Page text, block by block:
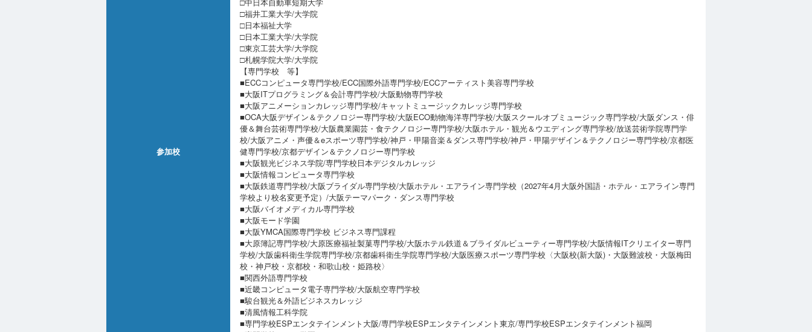
参加校
□福井工業大学/大学院
□日本福祉大学
□日本工業大学/大学院
□東京工芸大学/大学院
□札幌学院大学/大学院
【専門学校 等】
■ECCコンピュータ専門学校/ECC国際外語専門学校/ECCアーティスト美容専門学校
■大阪ITプログラミング＆会計専門学校/大阪動物専門学校
■大阪アニメーションカレッジ専門学校/キャットミュージックカレッジ専門学校
■OCA大阪デザイン＆テクノロジー専門学校/大阪ECO動物海洋専門学校/大阪スクールオブミュージック専門学校/大阪ダンス・俳
優＆舞台芸術専門学校/大阪農業園芸・食テクノロジー専門学校/大阪ホテル・観光＆ウエディング専門学校/放送芸術学院専門学
校/大阪アニメ・声優＆eスポーツ専門学校/神戸・甲陽音楽＆ダンス専門学校/神戸・甲陽デザイン＆テクノロジー専門学校/京都医
健専門学校/京都デザイン＆テクノロジー専門学校
■大阪観光ビジネス学院/専門学校日本デジタルカレッジ
■大阪情報コンピュータ専門学校
■大阪鉄道専門学校/大阪ブライダル専門学校/大阪ホテル・エアライン専門学校（2027年4月大阪外国語・ホテル・エアライン専門
学校より校名変更予定）/大阪テーマパーク・ダンス専門学校
■大阪バイオメディカル専門学校
■大阪モード学園
■大阪YMCA国際専門学校 ビジネス専門課程
■大原簿記専門学校/大原医療福祉製菓専門学校/大阪ホテル鉄道＆ブライダルビューティー専門学校/大阪情報ITクリエイター専門
学校/大阪歯科衛生学院専門学校/京都歯科衛生学院専門学校/大阪医療スポーツ専門学校〈大阪校(新大阪)・大阪難波校・大阪梅田
校・神戸校・京都校・和歌山校・姫路校〉
■関西外語専門学校
■近畿コンピュータ電子専門学校/大阪航空専門学校
■駿台観光＆外語ビジネスカレッジ
■清風情報工科学院
■専門学校ESPエンタテインメント大阪/専門学校ESPエンタテインメント東京/専門学校ESPエンタテインメント福岡